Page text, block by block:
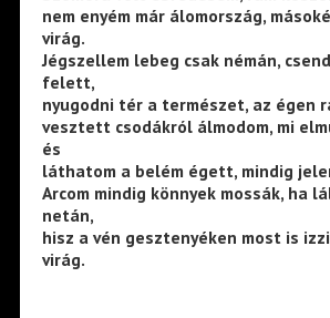
nem enyém már álomország,
virág.
Jégszellem lebeg csak némán,
felett,
nyugodni tér a természet, az égen
vesztett csodákról álmodom, mi
és
láthatom a belém égett, mindig
Arcom mindig könnyek mossák, ha
netán,
hisz a vén gesztenyéken most is
virág.